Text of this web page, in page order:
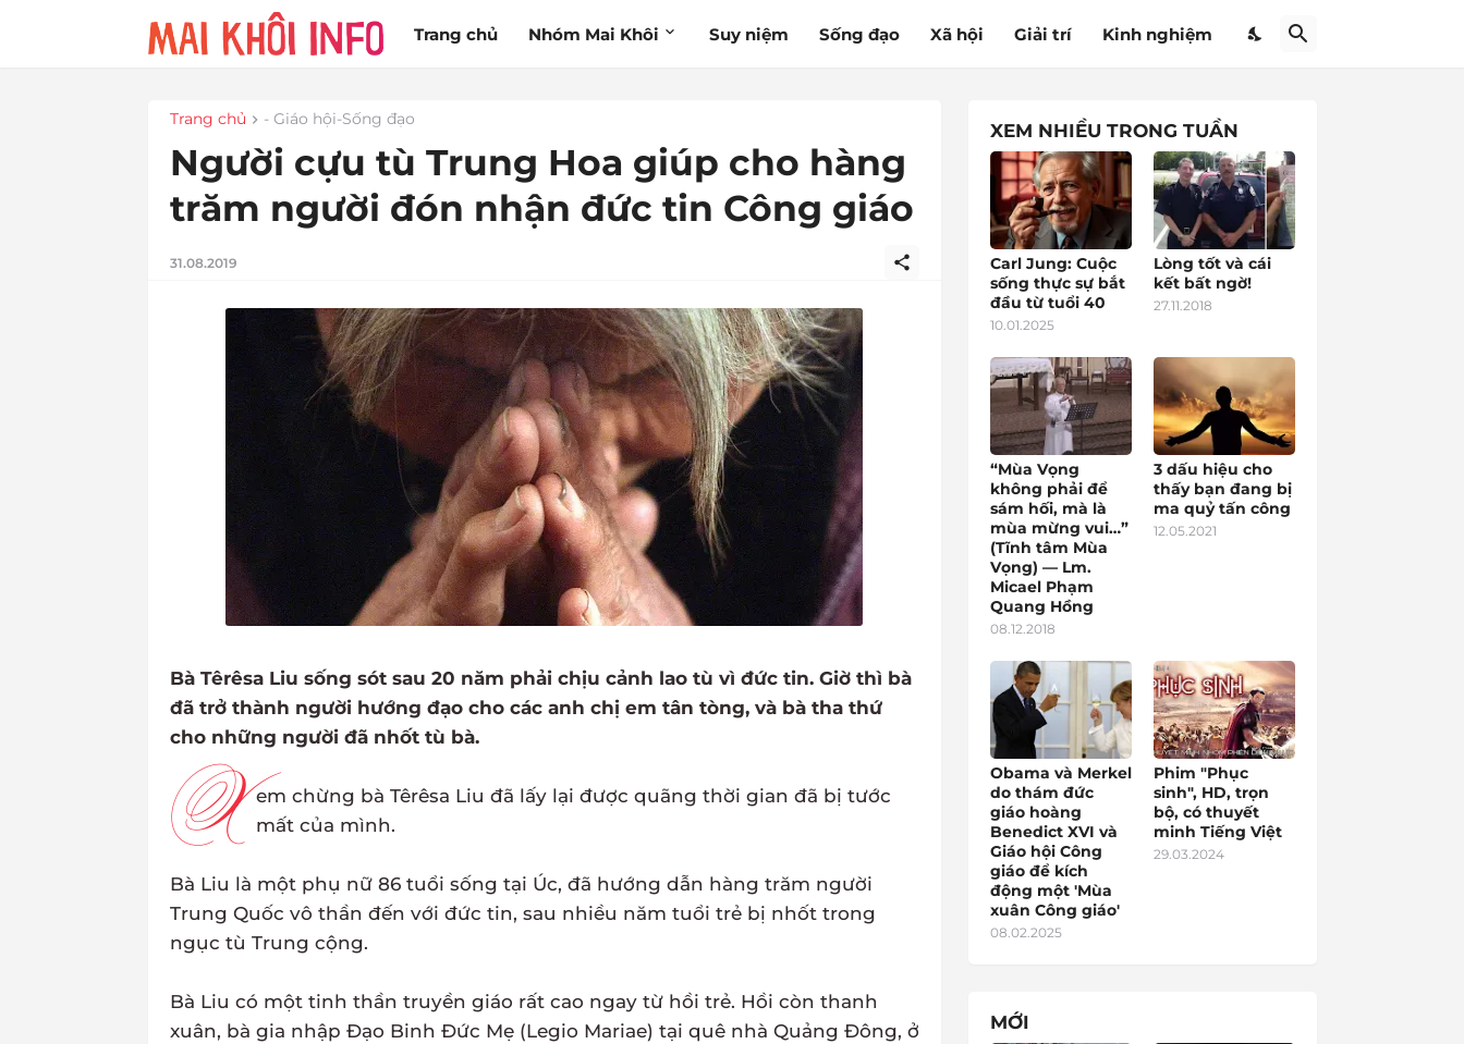
Trang chủ Nhóm Mai Khôi Suy niệm Sống đạo Xã hội Giải trí Kinh nghiệm
Trang chủ - Giáo hội-Sống đạo
Người cựu tù Trung Hoa giúp cho hàng
trăm người đón nhận đức tin Công giáo
31.08.2019
Bà Têrêsa Liu sống sót sau 20 năm phải chịu cảnh lao tù vì đức tin. Giờ thì bà
đã trở thành người hướng đạo cho các anh chị em tân tòng, và bà tha thứ
cho những người đã nhốt tù bà.
X em chừng bà Têrêsa Liu đã lấy lại được quãng thời gian đã bị tước
mất của mình.
Bà Liu là một phụ nữ 86 tuổi sống tại Úc, đã hướng dẫn hàng trăm người
Trung Quốc vô thần đến với đức tin, sau nhiều năm tuổi trẻ bị nhốt trong
ngục tù Trung cộng.
Bà Liu có một tinh thần truyền giáo rất cao ngay từ hồi trẻ. Hồi còn thanh
xuân, bà gia nhập Đạo Binh Đức Mẹ (Legio Mariae) tại quê nhà Quảng Đông, ở
XEM NHIỀU TRONG TUẦN
Carl Jung: Cuộc
sống thực sự bắt
đầu từ tuổi 40
10.01.2025
Lòng tốt và cái
kết bất ngờ!
27.11.2018
“Mùa Vọng
không phải để
sám hối, mà là
mùa mừng vui…”
(Tĩnh tâm Mùa
Vọng) — Lm.
Micael Phạm
Quang Hồng
08.12.2018
3 dấu hiệu cho
thấy bạn đang bị
ma quỷ tấn công
12.05.2021
Obama và Merkel
do thám đức
giáo hoàng
Benedict XVI và
Giáo hội Công
giáo để kích
động một 'Mùa
xuân Công giáo'
08.02.2025
Phim "Phục
sinh", HD, trọn
bộ, có thuyết
minh Tiếng Việt
29.03.2024
MỚI